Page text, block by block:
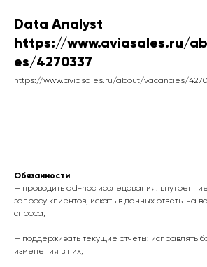
Data Analyst
https://www.aviasales.ru/
es/4270337
https://www.aviasales.ru/about/vacancies/
Обязанности
— проводить ad-hoc исследования:
запросу клиентов, искать в данных ответы на
спроса;
— поддерживать текущие отчеты: исправлять
изменения в них;